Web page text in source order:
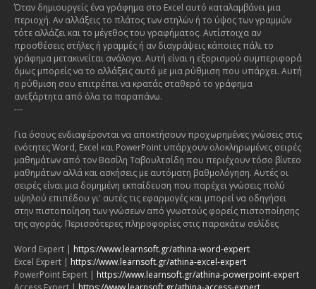
Όταν δημιουργείς ένα γράφημα στο Excel αυτό καταλαμβάνει μια
περιοχή. Αν αλλάξεις το πλάτος των στηλών ή το ύψος των γραμμών
τότε αλλάζει και το μέγεθος του γραφήματος. Αντίστοιχα αν
προσθέσεις στήλες ή γραμμές ή αν διαγράψεις κάποιες πάλι το
γράφημα μετακινείται ανάλογα. Αυτή είναι η εξορισμού συμπεριφορά
όμως μπορείς να το αλλάξεις αυτό με μια ρύθμιση που υπάρχει. Αυτή
η ρύθμιση σου επιτρέπει να κρατάς σταθερό το γράφημα
ανεξάρτητα από όλα τα παραπάνω.
---
Για όσους ενδιαφέρονται να αποκτήσουν προχωρημένες γνώσεις στις
ενότητες Word, Excel και PowerPoint υπάρχουν ολοκληρωμένες σειρές
μαθημάτων από τον Βασίλη Ταβουλτσίδη που περιέχουν τόσο βίντεο
μαθημάτων αλλά και ασκήσεις με αυτόματη βαθμολόγηση. Αυτές οι
σειρές είναι μια δομημένη εκπαίδευση που παρέχει γνώσεις πολύ
υψηλού επιπέδου γι' αυτές τις εφαρμογές και μπορεί να οδηγήσει
στην πιστοποίηση των γνώσεων από γνωστούς φορείς πιστοποίησης
της αγοράς. Περισσότερες πληροφορίες στις παρακάτω σελίδες
Word Expert | https://www.learnsoft.gr/athina-word-expert
Excel Expert | https://www.learnsoft.gr/athina-excel-expert
PowerPoint Expert | https://www.learnsoft.gr/athina-powerpoint-expert